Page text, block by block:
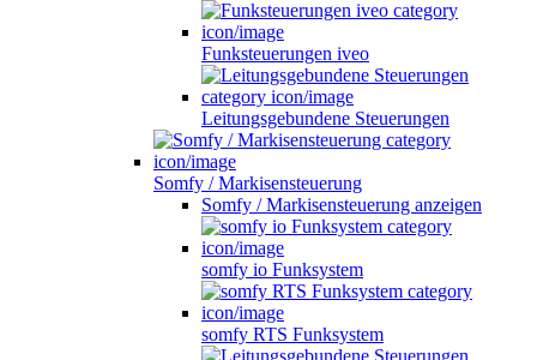
Funksteuerungen iveo
Leitungsgebundene Steuerungen
Somfy / Markisensteuerung
Somfy / Markisensteuerung anzeigen
somfy io Funksystem
somfy RTS Funksystem